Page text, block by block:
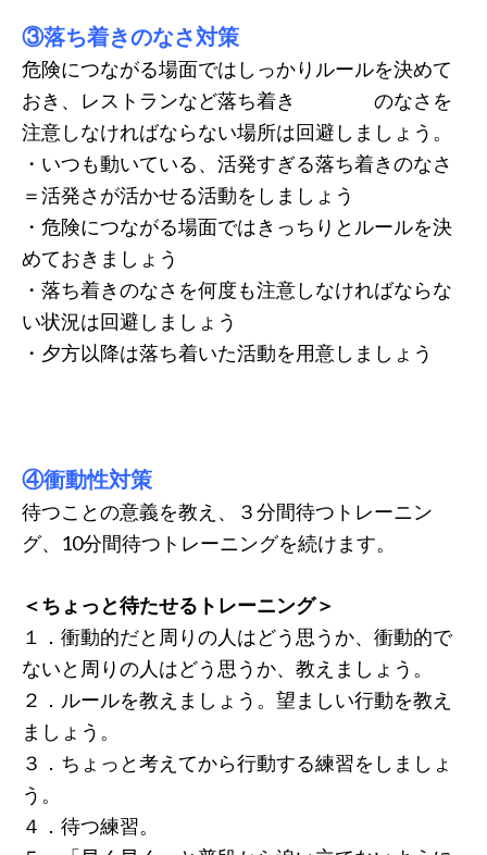
③落ち着きのなさ対策
危険につながる場面ではしっかりルールを決めて
おき、レストランなど落ち着き のなさを
注意しなければならない場所は回避しましょう。
・いつも動いている、活発すぎる落ち着きのなさ
＝活発さが活かせる活動をしましょう
・危険につながる場面ではきっちりとルールを決
めておきましょう
・落ち着きのなさを何度も注意しなければならな
い状況は回避しましょう
・夕方以降は落ち着いた活動を用意しましょう
④衝動性対策
待つことの意義を教え、３分間待つトレーニン
グ、10分間待つトレーニングを続けます。
＜ちょっと待たせるトレーニング＞
１．衝動的だと周りの人はどう思うか、衝動的で
ないと周りの人はどう思うか、教えましょう。
２．ルールを教えましょう。望ましい行動を教え
ましょう。
３．ちょっと考えてから行動する練習をしましょ
う。
４．待つ練習。